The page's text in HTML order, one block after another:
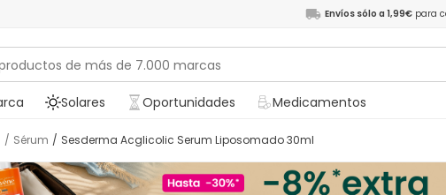
Envíos sólo a 1,99€ para
Solares Oportunidades Medicamentos
/ Sérum / Sesderma Acglicolic Serum Liposomado 30ml